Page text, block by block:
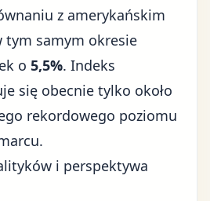
z amerykańskim
tym samym okresie
o 5,5%. Indeks
się obecnie tylko około
rekordowego poziomu
i perspektywa